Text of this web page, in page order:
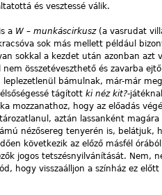
és vesztessé válik.
a W – munkáscirkusz(a vasrudat
sok más mellett például
sokkal a kezdet után azonban azt
összetéveszthető és zavarba
leplezetlenül bámulnak, már-már
tágított ki néz kit?-
mozzanathoz, hogy az előadás
aztán lassanként
nézősereg tenyerén is, belátjuk,
következik az előző másfél
jogos tetszésnyilvánítását. Nem,
hogy visszaálljon a színház ez előtt